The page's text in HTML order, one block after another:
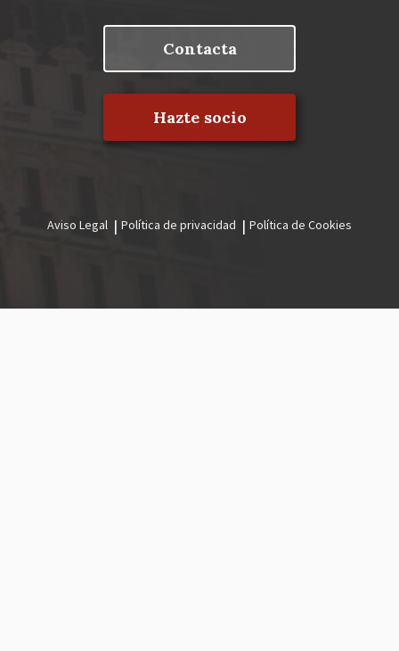
Contacta
Hazte socio
legal
Aviso Legal Política de privacidad Política de Cookies